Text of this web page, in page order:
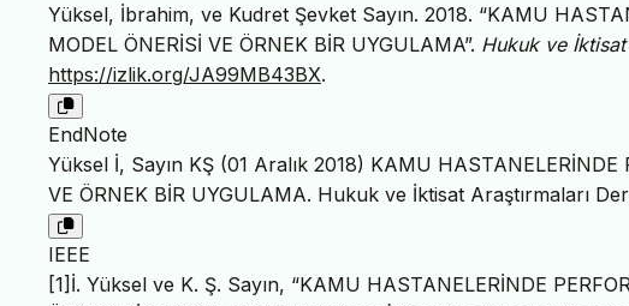
Yüksel, İbrahim, ve Kudret Şevket Sayın. 2018. “KAMU
MODEL ÖNERİSİ VE ÖRNEK BİR UYGULAMA”. Hukuk ve İktisat
https://izlik.org/JA99MB43BX.
EndNote
Yüksel İ, Sayın KŞ (01 Aralık 2018) KAMU
VE ÖRNEK BİR UYGULAMA. Hukuk ve İktisat Araştırmaları
IEEE
[1]İ. Yüksel ve K. Ş. Sayın, “KAMU HASTANELERİNDE